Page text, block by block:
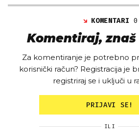
KOMENTARI0
Komentiraj, znaš
Za komentiranje je potrebno
korisnički račun? Registracija je
registriraj se i uključi u
PRIJAVI SE!
ILI